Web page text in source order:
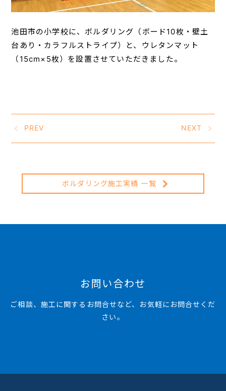
池田市の小学校に、ボルダリング（ボード10枚・壁土
台あり・カラフルストライプ）と、ウレタンマット
（15cm×5枚）を設置させていただきました。
PREV NEXT
ボルダリング施工実績 一覧
お問い合わせ
ご相談、施工に関するお問合せなど、お気軽にお問合せくだ
さい。